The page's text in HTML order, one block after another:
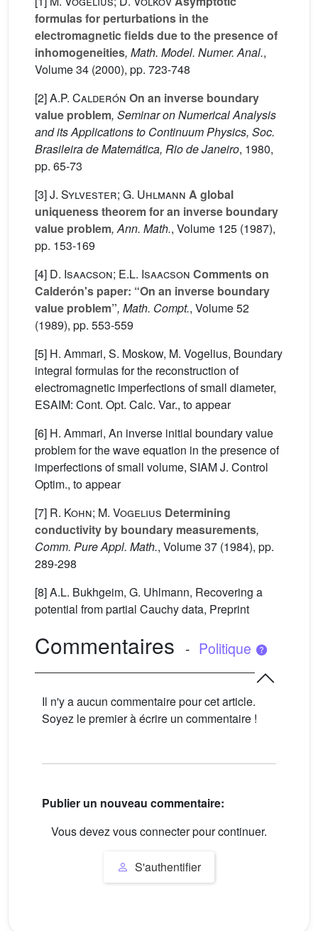
formulas for perturbations in the
electromagnetic fields due to the presence of
inhomogeneities, Math. Model. Numer. Anal.,
Volume 34 (2000), pp. 723-748
[2]A.P. Calderón On an inverse boundary
value problem, Seminar on Numerical Analysis
and its Applications to Continuum Physics, Soc.
Brasileira de Matemática, Rio de Janeiro, 1980,
pp. 65-73
[3]J. Sylvester; G. Uhlmann A global
uniqueness theorem for an inverse boundary
value problem, Ann. Math., Volume 125 (1987),
pp. 153-169
[4] D. Isaacson; E.L. Isaacson Comments on
Calderón's paper: “On an inverse boundary
value problem”, Math. Compt., Volume 52
(1989), pp. 553-559
[5] H. Ammari, S. Moskow, M. Vogelius, Boundary
integral formulas for the reconstruction of
electromagnetic imperfections of small diameter,
ESAIM: Cont. Opt. Calc. Var., to appear
[6] H. Ammari, An inverse initial boundary value
problem for the wave equation in the presence of
imperfections of small volume, SIAM J. Control
Optim., to appear
[7] R. Kohn; M. Vogelius Determining
conductivity by boundary measurements,
Comm. Pure Appl. Math., Volume 37 (1984), pp.
289-298
[8] A.L. Bukhgeim, G. Uhlmann, Recovering a
potential from partial Cauchy data, Preprint
Commentaires - Politique
Il n'y a aucun commentaire pour cet article.
Soyez le premier à écrire un commentaire !
Publier un nouveau commentaire:
Vous devez vous connecter pour continuer.
S'authentifier